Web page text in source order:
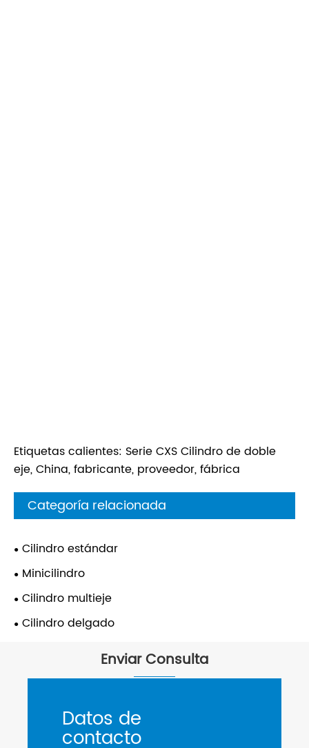
Etiquetas calientes: Serie CXS Cilindro de doble
eje, China, fabricante, proveedor, fábrica
Categoría relacionada
Cilindro estándar
Minicilindro
Cilindro multieje
Cilindro delgado
Enviar Consulta
Datos de
contacto